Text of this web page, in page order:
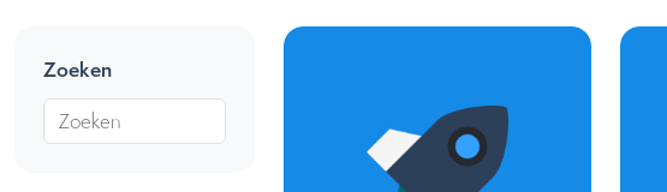
Zoeken